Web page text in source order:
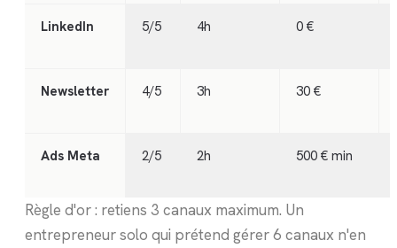
LinkedIn 5/5 4h 0 €
Newsletter 4/5 3h 30 €
Ads Meta 2/5 2h 500 € min
Règle d'or : retiens 3 canaux maximum. Un
entrepreneur solo qui prétend gérer 6 canaux n'en